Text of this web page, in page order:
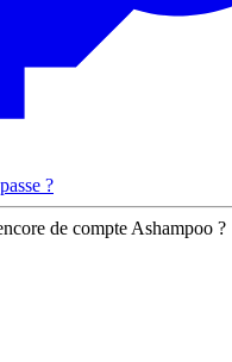
?
de compte Ashampoo ?